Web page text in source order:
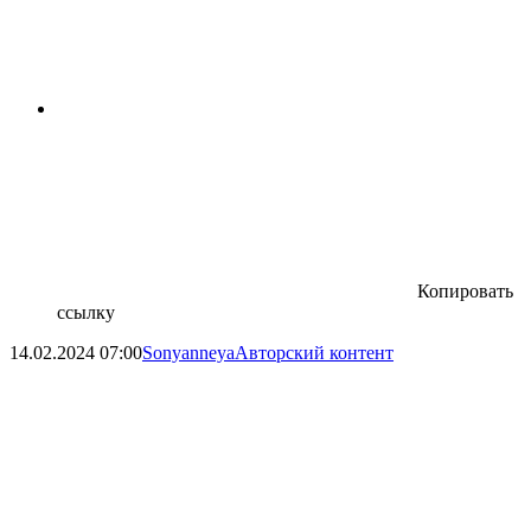
Копировать
ссылку
14.02.2024 07:00SonyanneyaАвторский контент